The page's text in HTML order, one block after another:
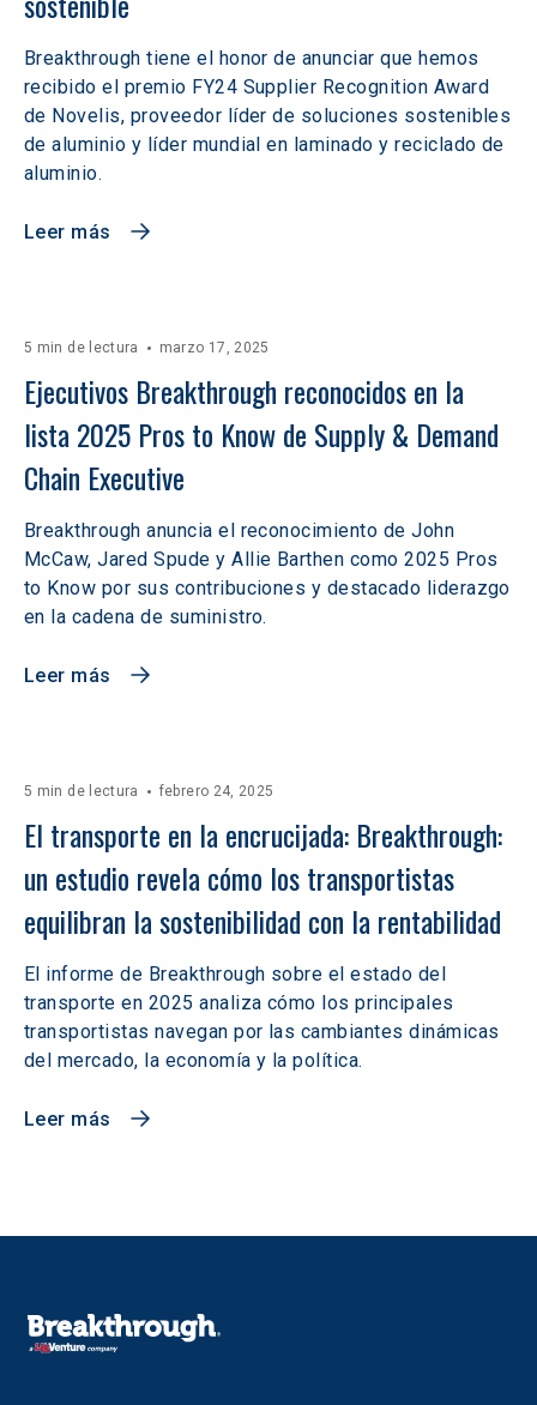
Breakthrough tiene el honor de anunciar que hemos
recibido el premio FY24 Supplier Recognition Award
de Novelis, proveedor líder de soluciones sostenibles
de aluminio y líder mundial en laminado y reciclado de
aluminio.
Leer más
5 min de lectura marzo 17, 2025
Ejecutivos Breakthrough reconocidos en la
lista 2025 Pros to Know de Supply & Demand
Chain Executive
Breakthrough anuncia el reconocimiento de John
McCaw, Jared Spude y Allie Barthen como 2025 Pros
to Know por sus contribuciones y destacado liderazgo
en la cadena de suministro.
Leer más
5 min de lectura febrero 24, 2025
El transporte en la encrucijada: Breakthrough:
un estudio revela cómo los transportistas
equilibran la sostenibilidad con la rentabilidad
El informe de Breakthrough sobre el estado del
transporte en 2025 analiza cómo los principales
transportistas navegan por las cambiantes dinámicas
del mercado, la economía y la política.
Leer más